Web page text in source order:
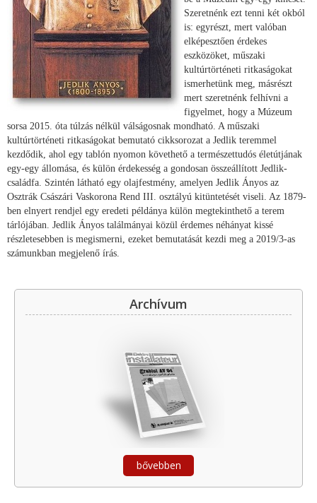
Szeretnénk ezt tenni két okból
is: egyrészt, mert valóban
elképesztően érdekes
eszközöket, műszaki
kultúrtörténeti ritkaságokat
ismerhetünk meg, másrészt
mert szeretnénk felhívni a
figyelmet, hogy a Múzeum
sorsa 2015. óta túlzás nélkül válságosnak mondható. A műszaki
kultúrtörténeti ritkaságokat bemutató cikksorozat a Jedlik teremmel
kezdődik, ahol egy tablón nyomon követhető a természettudós életútjának
egy-egy állomása, és külön érdekesség a gondosan összeállított Jedlik-
családfa. Szintén látható egy olajfestmény, amelyen Jedlik Ányos az
Osztrák Császári Vaskorona Rend III. osztályú kitüntetését viseli. Az 1879-
ben elnyert rendjel egy eredeti példánya külön megtekinthető a terem
tárlójában. Jedlik Ányos találmányai közül érdemes néhányat kissé
részletesebben is megismerni, ezeket bemutatását kezdi meg a 2019/3-as
számunkban megjelenő írás.
Archívum
bővebben